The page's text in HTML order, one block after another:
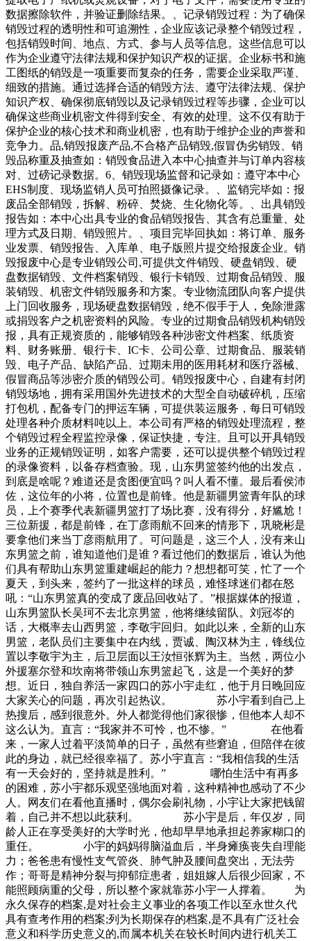
数据擦除软件，并验证删除结果。、记录销毁过程：为了确保
销毁过程的透明性和可追溯性，企业应该记录整个销毁过程，
包括销毁时间、地点、方式、参与人员等信息。这些信息可以
作为企业遵守法律法规和保护知识产权的证据。企业标书和施
工图纸的销毁是一项重要而复杂的任务，需要企业采取严谨、
细致的措施。通过选择合适的销毁方法、遵守法律法规、保护
知识产权、确保彻底销毁以及记录销毁过程等步骤，企业可以
确保这些商业机密文件得到安全、有效的处理。这不仅有助于
保护企业的核心技术和商业机密，也有助于维护企业的声誉和
竞争力。品,销毁报废产品,不合格产品销毁,假冒伪劣销毁、销
毁品称重及抽查如：销毁食品进入本中心抽查并与订单内容核
对、过磅记录数据。6、销毁现场监督和记录如：遵守本中心
EHS制度、现场监销人员可拍照摄像记录。、监销完毕如：报
废品全部销毁，拆解、粉碎、焚烧、生化物化等。、出具销毁
报告如：本中心出具专业的食品销毁报告、其含有总重量、处
理方式及日期、销毁照片。、项目完毕回执如：将订单、服务
业发票、销毁报告、入库单、电子版照片提交给报废企业。销
毁报废中心是专业销毁公司,可提供文件销毁、硬盘销毁、硬
盘数据销毁、文件档案销毁、银行卡销毁、过期食品销毁、服
装销毁、机密文件销毁服务和方案。专业物流团队向客户提供
上门回收服务，现场硬盘数据销毁，绝不假手于人，免除泄露
或捐毁客户之机密资料的风险。专业的过期食品销毁机构销毁
报，具有正规资质的，能够销毁各种涉密文件档案、纸质资
料、财务账册、银行卡、IC卡、公司公章、过期食品、服装销
毁、电子产品、缺陷产品、过期未用的医用耗材和医疗器械、
假冒商品等涉密介质的销毁公司。销毁报废中心，自建有封闭
销毁场地，拥有采用国外先进技术的大型全自动破碎机，压缩
打包机，配备专门的押运车辆，可提供装运服务，每日可销毁
处理各种介质材料吨以上。本公司有严格的销毁处理流程，整
个销毁过程全程监控录像，保证快捷，专注。且可以开具销毁
业务的正规销毁证明，如客户需要，还可以提供整个销毁过程
的录像资料，以备存档查验。现，山东男篮签约他的出发点，
到底是啥呢？难道还是贪图便宜吗？叫人看不懂。最后看侯沛
佐，这位年的小将，位置也是前锋。他是新疆男篮青年队的球
员，上个赛季代表新疆男篮打了场比赛，没有得分，好尴尬！
三位新援，都是前锋，在丁彦雨航不回来的情形下，巩晓彬是
要拿他们来当丁彦雨航用了。可问题是，这三个人，没有来山
东男篮之前，谁知道他们是谁？看过他们的数据后，谁认为他
们具有帮助山东男篮重建崛起的能力？想想都可笑，忙了一个
夏天，到头来，签约了一批这样的球员，难怪球迷们都在怒
吼：“山东男篮真的变成了废品回收站了。”根据媒体的报道，
山东男篮队长吴珂不去北京男篮，他将继续留队。刘冠岑的
话，大概率去山西男篮，李敬宇回归。如此以来，全新的山东
男篮，老队员们主要集中在内线，贾诚、陶汉林为主，锋线位
置以李敬宇为主，后卫层面以王汝恒张辉为主。当然，两位小
外援塞尔登和坎南将带领山东男篮起飞，这是一个美好的梦
想。近日，独自养活一家四口的苏小宇走红，他于月日晚回应
大家关心的问题，再次引起热议。 苏小宇看到自己上
热搜后，感到很意外。外人都觉得他们家很惨，但他本人却不
这么认为。直言：“我家并不可怜，也不惨。” 在他看
来，一家人过着平淡简单的日子，虽然有些窘迫，但陪伴在彼
此的身边，就已经很幸福了。苏小宇直言：“我相信我的生活
有一天会好的，坚持就是胜利。” 哪怕生活中有再多
的困难，苏小宇都乐观坚强地面对着，这种精神也感动了不少
人。网友们在看他直播时，偶尔会刷礼物，小宇让大家把钱留
着，自己并不想以此获利。 苏小宇是后，年仅岁，同
龄人正在享受美好的大学时光，他却早早地承担起养家糊口的
重任。 小宇的妈妈得脑溢血后，半身瘫痪丧失自理能
力；爸爸患有慢性支气管炎、肺气肿及腰间盘突出，无法劳
作；哥哥是精神分裂与抑郁症患者，姐姐嫁人后很少回家，不
能照顾病重的父母，所以整个家就靠苏小宇一人撑着。 为
永久保存的档案,是对社会主义事业的各项工作以至永世久代
具有查考作用的档案;列为长期保存的档案,是不具有广泛社会
意义和科学历史意义的,而属本机关在较长时间内进行机关工